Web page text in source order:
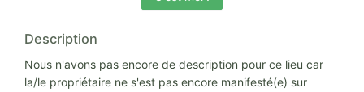
Description
Nous n'avons pas encore de description pour ce lieu car
la/le propriétaire ne s'est pas encore manifesté(e) sur